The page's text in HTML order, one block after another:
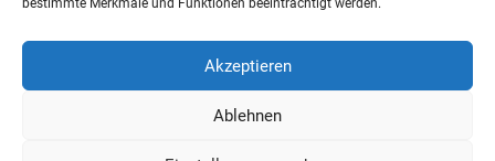
bestimmte Merkmale und Funktionen beeinträchtigt werden.
Akzeptieren
Ablehnen